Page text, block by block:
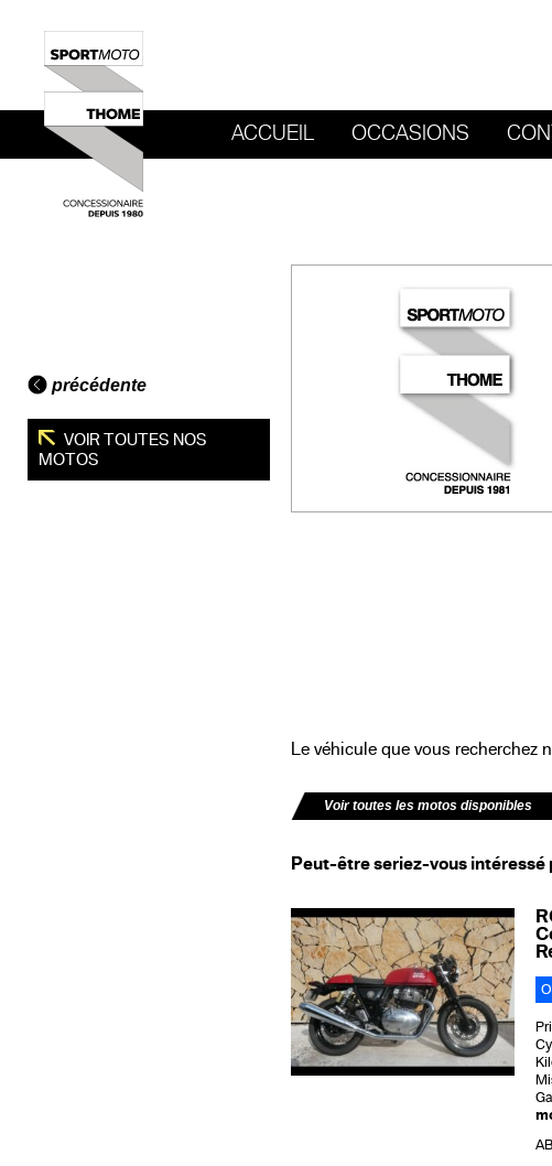
ACCUEIL OCCASIONS
précédente
VOIR TOUTES NOS
MOTOS
Le véhicule que vous recherchez
Voir toutes les motos disponibles
Peut-être seriez-vous intéressé